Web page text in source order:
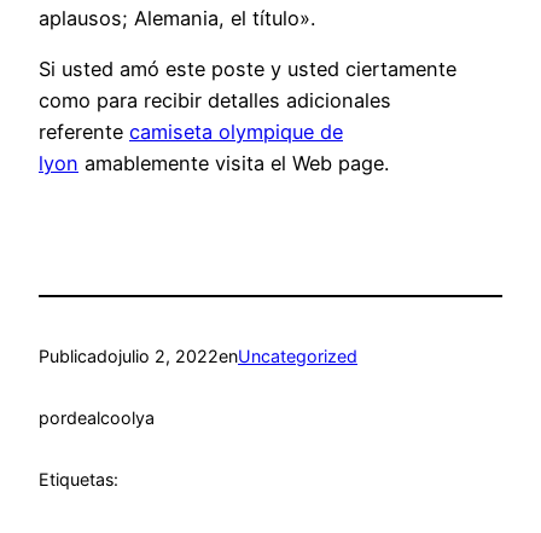
aplausos; Alemania, el título».
Si usted amó este poste y usted ciertamente
como para recibir detalles adicionales
referente camiseta olympique de
lyon amablemente visita el Web page.
Publicadojulio 2, 2022enUncategorized
pordealcoolya
Etiquetas: